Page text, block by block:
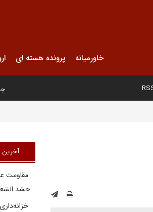
خاورمیانه پرونده هسته ای
آخرین
مقاومت
حشد